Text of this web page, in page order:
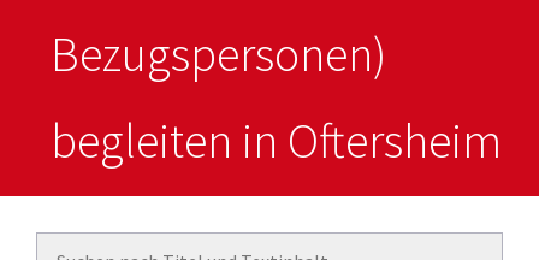
Bezugspersonen)
begleiten in Oftersheim